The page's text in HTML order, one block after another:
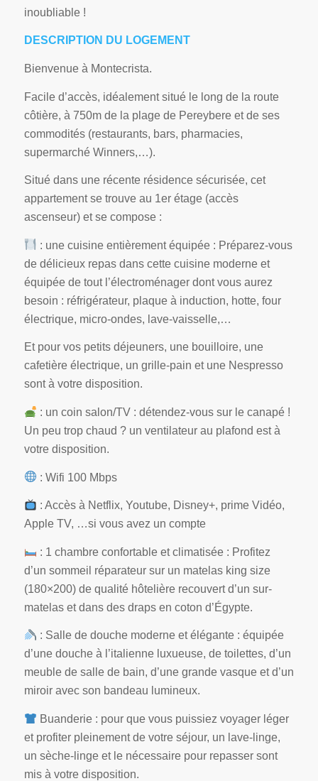
inoubliable !
DESCRIPTION DU LOGEMENT
Bienvenue à Montecrista.
Facile d’accès, idéalement situé le long de la route
côtière, à 750m de la plage de Pereybere et de ses
commodités (restaurants, bars, pharmacies,
supermarché Winners,…).
Situé dans une récente résidence sécurisée, cet
appartement se trouve au 1er étage (accès
ascenseur) et se compose :
: une cuisine entièrement équipée : Préparez-vous
de délicieux repas dans cette cuisine moderne et
équipée de tout l’électroménager dont vous aurez
besoin : réfrigérateur, plaque à induction, hotte, four
électrique, micro-ondes, lave-vaisselle,…
Et pour vos petits déjeuners, une bouilloire, une
cafetière électrique, un grille-pain et une Nespresso
sont à votre disposition.
: un coin salon/TV : détendez-vous sur le canapé !
Un peu trop chaud ? un ventilateur au plafond est à
votre disposition.
: Wifi 100 Mbps
: Accès à Netflix, Youtube, Disney+, prime Vidéo,
Apple TV, …si vous avez un compte
: 1 chambre confortable et climatisée : Profitez
d’un sommeil réparateur sur un matelas king size
(180×200) de qualité hôtelière recouvert d’un sur-
matelas et dans des draps en coton d’Égypte.
: Salle de douche moderne et élégante : équipée
d’une douche à l’italienne luxueuse, de toilettes, d’un
meuble de salle de bain, d’une grande vasque et d’un
miroir avec son bandeau lumineux.
Buanderie : pour que vous puissiez voyager léger
et profiter pleinement de votre séjour, un lave-linge,
un sèche-linge et le nécessaire pour repasser sont
mis à votre disposition.